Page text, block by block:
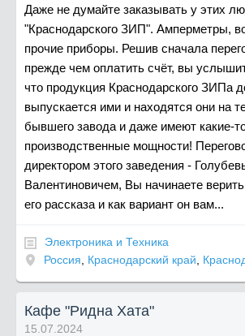
Даже не думайте заказывать у этих
"Краснодарского ЗИП". Амперметры,
прочие приборы. Решив сначала
прежде чем оплатить счёт, вы
что продукция Краснодарского ЗИПа
выпускается ими и находятся они на
бывшего завода и даже имеют какие-
производственные мощности!
директором этого заведения -
Валентиновичем, Вы начинаете
его рассказа и как вариант он вам...
Электроника и Техника
Россия
Краснодарский край
Кафе "Ридна Хата"
15.07.2024